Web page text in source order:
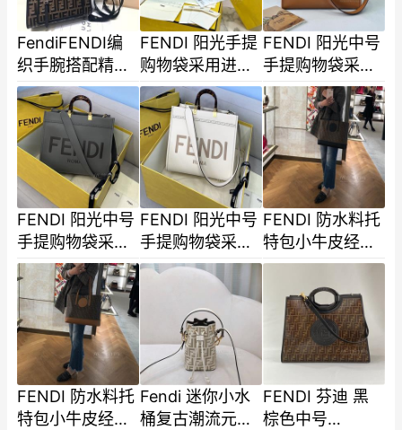
FendiFENDI编
织手腕搭配精致
的印染 看似不相
关的搭配 巧然相
遇 个以拼接为
FENDI 阳光手提
购物袋采用进口
原料烫印FENDI
ROMA图案搭配
琥珀双手柄和
FENDI 阳光中号
手提购物袋采用
进口原料烫印
FENDI ROMA图
案搭配琥珀双
手-3
FENDI 阳光中号
手提购物袋采用
进口原料烫印
FENDI ROMA图
案搭配琥珀双
手-2
FENDI 阳光中号
手提购物袋采用
进口原料烫印
FENDI ROMA图
案搭配琥珀双手
FENDI 防水料托
特包小牛皮经典
老花F字样logo
双提手内里容量
大街百搭款3-2
FENDI 防水料托
特包小牛皮经典
Fendi 迷你小水
桶复古潮流元素
FENDI 芬迪 黑
棕色中号